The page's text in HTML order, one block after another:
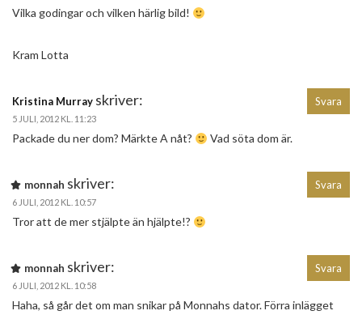
Vilka godingar och vilken härlig bild!
Kram Lotta
Kristina Murray skriver:
5 JULI, 2012 KL. 11:23
Packade du ner dom? Märkte A nåt? Vad söta dom är.
Svara
monnah skriver:
6 JULI, 2012 KL. 10:57
Tror att de mer stjälpte än hjälpte!?
Svara
monnah skriver:
6 JULI, 2012 KL. 10:58
Haha, så går det om man snikar på Monnahs dator. Förra inlägget
Svara